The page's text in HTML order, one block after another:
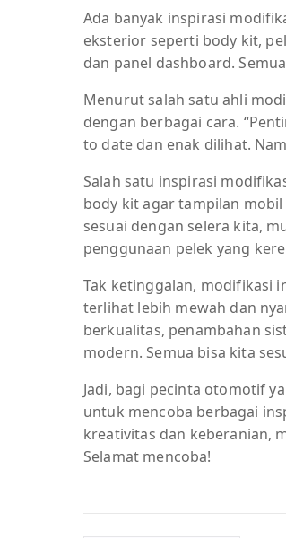
Ada banyak inspirasi
eksterior seperti body kit,
dan panel dashboard.
Menurut salah satu ahli
dengan berbagai cara.
to date dan enak dilihat.
Salah satu inspirasi
body kit agar tampilan
sesuai dengan selera kita,
penggunaan pelek yang
Tak ketinggalan, modifikasi
terlihat lebih mewah dan
berkualitas, penambahan
modern. Semua bisa kita
Jadi, bagi pecinta otomotif
untuk mencoba berbagai
kreativitas dan keberanian,
Selamat mencoba!